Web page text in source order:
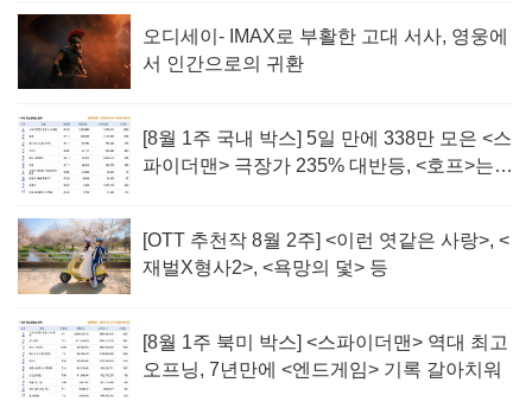
오디세이- IMAX로 부활한 고대 서사, 영웅에
서 인간으로의 귀환
[8월 1주 국내 박스] 5일 만에 338만 모은 <스
파이더맨> 극장가 235% 대반등, <호프>는
[OTT 추천작 8월 2주] <이런 엿같은 사랑>, <
재벌X형사2>, <욕망의 덫> 등
[8월 1주 북미 박스] <스파이더맨> 역대 최고
오프닝, 7년만에 <엔드게임> 기록 갈아치워